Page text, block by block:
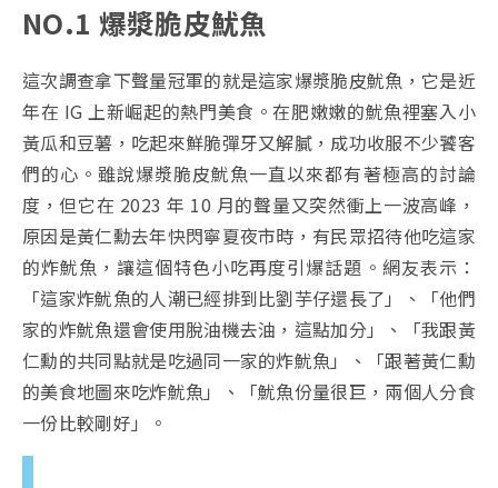
NO.1 爆漿脆皮魷魚
這次調查拿下聲量冠軍的就是這家爆漿脆皮魷魚，它是近
年在 IG 上新崛起的熱門美食。在肥嫩嫩的魷魚裡塞入小
黃瓜和豆薯，吃起來鮮脆彈牙又解膩，成功收服不少饕客
們的心。雖說爆漿脆皮魷魚一直以來都有著極高的討論
度，但它在 2023 年 10 月的聲量又突然衝上一波高峰，
原因是黃仁勳去年快閃寧夏夜市時，有民眾招待他吃這家
的炸魷魚，讓這個特色小吃再度引爆話題。網友表示：
「這家炸魷魚的人潮已經排到比劉芋仔還長了」、「他們
家的炸魷魚還會使用脫油機去油，這點加分」、「我跟黃
仁勳的共同點就是吃過同一家的炸魷魚」、「跟著黃仁勳
的美食地圖來吃炸魷魚」、「魷魚份量很巨，兩個人分食
一份比較剛好」。